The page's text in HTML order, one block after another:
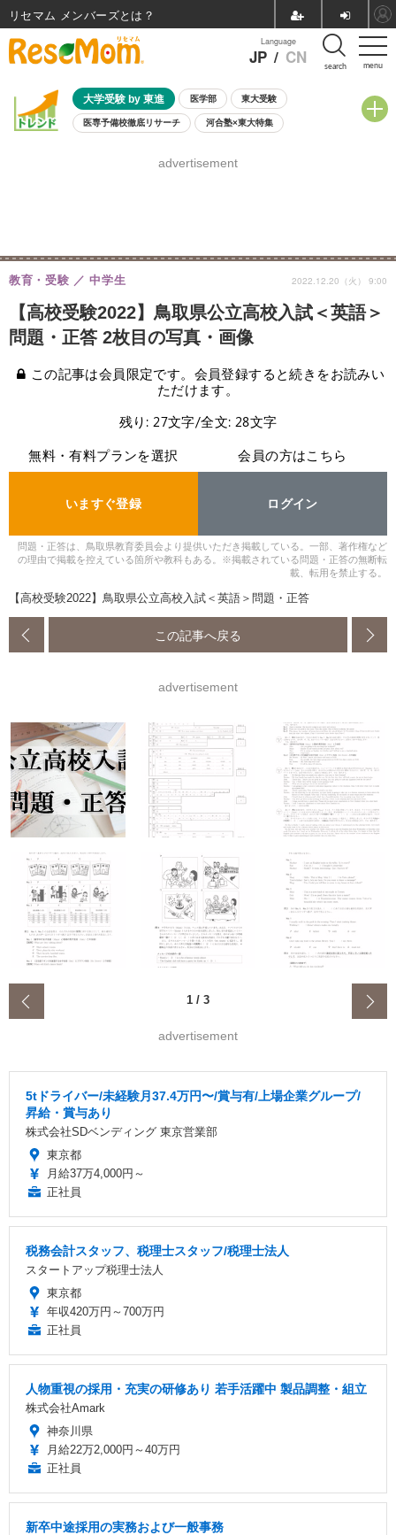
menu
Language
JP / CN search
大学受験 by 東進 医学部 東大受験
医専予備校徹底リサーチ 河合塾×東大特集
8月開催学校説明会・相談会
advertisement
【高校受験2022】鳥取県公立高校入試＜英語＞
問題・正答 2枚目の写真・画像
教育・受験 中学生 2022.12.20（火） 9:00
この記事は会員限定です。会員登録すると続きをお読みい
ただけます。
残り: 27文字/全文: 28文字
無料・有料プランを選択
いますぐ登録
会員の方はこちら
ログイン
問題・正答は、鳥取県教育委員会より提供いただき掲載している。一部、著作権など
の理由で掲載を控えている箇所や教科もある。※掲載されている問題・正答の無断転
載、転用を禁止する。
【高校受験2022】鳥取県公立高校入試＜英語＞問題・正答
この記事へ戻る
advertisement
1 / 3
advertisement
5tドライバー/未経験月37.4万円〜/賞与有/上場企業グループ/
昇給・賞与あり
株式会社SDベンディング 東京営業部
東京都
月給37万4,000円～
正社員
税務会計スタッフ、税理士スタッフ/税理士法人
スタートアップ税理士法人
東京都
年収420万円～700万円
正社員
人物重視の採用・充実の研修あり 若手活躍中 製品調整・組立
株式会社Amark
神奈川県
月給22万2,000円～40万円
正社員
新卒中途採用の実務および一般事務
リセマム メンバーズ